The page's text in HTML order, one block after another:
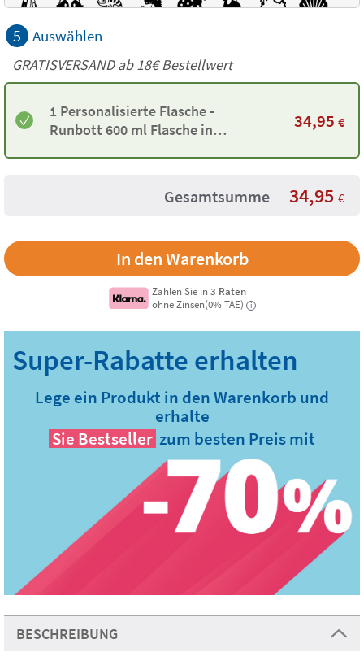
5 Auswählen
GRATISVERSAND ab18€Bestellwert
1 Personalisierte Flasche -
Runbott 600 ml Flasche in
34,95 €
Gesamtsumme 34,95 €
Zahlen Sie in3 Raten
ohne Zinsen(0% TAE)
i
Lege ein Produkt in den Warenkorb und
erhalte
Sie Bestseller zum besten Preis mit
BESCHREIBUNG